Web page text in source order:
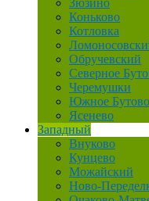
Зюзино
Коньково
Котловка
Обручевский
Северное
Черемушки
Южное Бутово
Ясенево
Западный
Внуково
Кунцево
Можайский
Ново-